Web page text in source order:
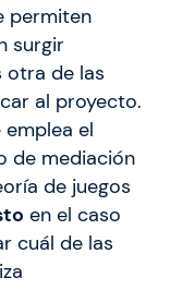
permiten
surgir
otra de las
al proyecto.
el
de mediación
de juegos
en el caso
cuál de las